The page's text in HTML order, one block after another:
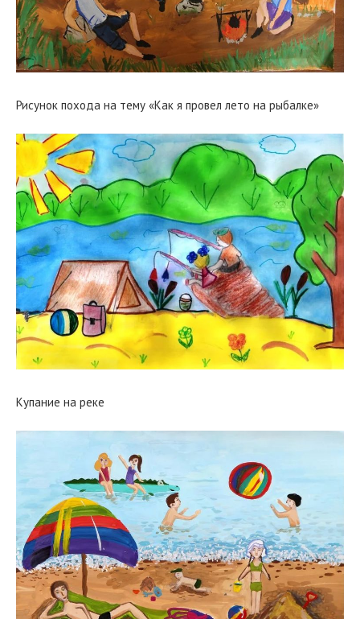
Рисунок похода на тему «Как я провел лето на рыбалке»
Купание на реке